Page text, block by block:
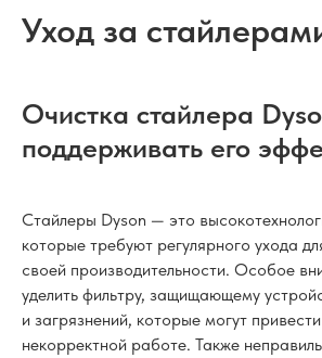
Уход за
Очистка стайлера
поддерживать его
Стайлеры Dyson — это
которые требуют регулярного ухода
своей производительности. Особое
уделить фильтру, защищающему
и загрязнений, которые могут
некорректной работе. Также